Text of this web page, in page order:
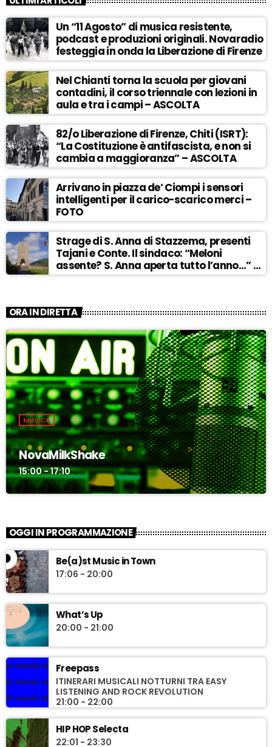
Un “11 Agosto” di musica resistente,
podcast e produzioni originali. Novaradio
festeggia in onda la Liberazione di Firenze
Nel Chianti torna la scuola per giovani
contadini, il corso triennale con lezioni in
aula e tra i campi – ASCOLTA
82/o Liberazione di Firenze, Chiti (ISRT):
“La Costituzione è antifascista, e non si
cambia a maggioranza” – ASCOLTA
Arrivano in piazza de’ Ciompi i sensori
intelligenti per il carico-scarico merci –
FOTO
Strage di S. Anna di Stazzema, presenti
Tajani e Conte. Il sindaco: “Meloni
assente? S. Anna aperta tutto l’anno…” –
ASCOLTA
ORA IN DIRETTA
MUSICA
NovaMilkShake
15:00 - 17:10
OGGI IN PROGRAMMAZIONE
Be(a)st Music in Town
17:06 - 20:00
What’s Up
20:00 - 21:00
Freepass
ITINERARI MUSICALI NOTTURNI TRA EASY
LISTENING AND ROCK REVOLUTION
21:00 - 22:00
HIP HOP Selecta
22:01 - 23:30